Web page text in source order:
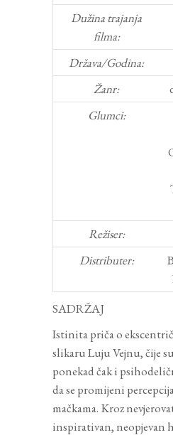
Dužina trajanja
filma:
Država/Godina:
Žanr:
Glumci:
Režiser:
Distributer:
SADRŽAJ
Istinita priča o
slikaru Luju Vejnu, čije
ponekad čak i
da se promijeni
mačkama. Kroz
inspirativan, neopjevan